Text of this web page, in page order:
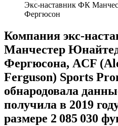
Экс-наставник ФК
Фергюсон
Компания экс-
Манчестер
Фергюсона, ACF
Ferguson) Sports
обнародовала
получила в 2019
размере 2 085 030